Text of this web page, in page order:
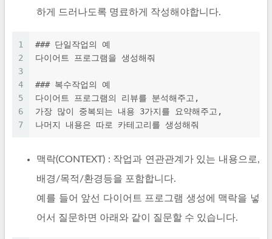
하게 드러나도록 명료하게 작성해야합니다.
1
2
3
4
5
6
7
### 단일작업의 예
다이어트 프로그램을 생성해줘
### 복수작업의 예
다이어트 프로그램의 리뷰를 분석해주고,
가장 많이 중복되는 내용 3가지를 요약해주고,
나머지 내용은 따로 카테고리를 생성해줘
맥락(CONTEXT) : 작업과 연관관계가 있는 내용으로,
배경/목적/환경등을 포함합니다.
예를 들어 앞선 다이어트 프로그램 생성에 맥락을 넣
어서 질문하면 아래와 같이 질문할 수 있습니다.